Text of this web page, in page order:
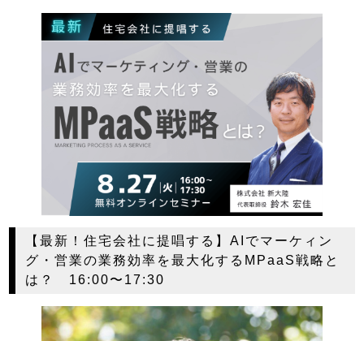
【最新！住宅会社に提唱する】AIでマーケィン
グ・営業の業務効率を最大化するMPaaS戦略と
は？ 16:00〜17:30